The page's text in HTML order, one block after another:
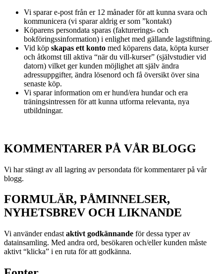
Vi sparar e-post från er 12 månader för att kunna svara och
kommunicera (vi sparar aldrig er som ”kontakt)
Köparens persondata sparas (fakturerings- och
bokföringssinformation) i enlighet med gällande lagstiftning.
Vid köp skapas ett konto med köparens data, köpta kurser
och åtkomst till aktiva “när du vill-kurser” (självstudier vid
datorn) vilket ger kunden möjlighet att själv ändra
adressuppgifter, ändra lösenord och få översikt över sina
senaste köp.
Vi sparar information om er hund/era hundar och era
träningsintressen för att kunna utforma relevanta, nya
utbildningar.
KOMMENTARER PÅ VÅR BLOGG
Vi har stängt av all lagring av persondata för kommentarer på vår
blogg.
FORMULÄR, PÅMINNELSER,
NYHETSBREV OCH LIKNANDE
Vi använder endast aktivt godkännande för dessa typer av
datainsamling. Med andra ord, besökaren och/eller kunden måste
aktivt “klicka” i en ruta för att godkänna.